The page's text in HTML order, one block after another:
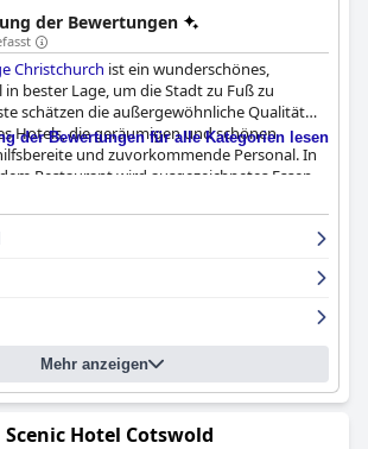
Suite mit einem, zwei oder drei
der Bewertungen
Christchurch ist ein wunderschönes,
bester Lage, um die Stadt zu Fuß zu
schätzen die außergewöhnliche Qualität
Hotels, die geräumigen und schönen
und zuvorkommende Personal. In
Restaurant wird ausgezeichnetes Essen
und der Pool sind gut
Das Hotel ist familienfreundlich und
für eine erholsame Nachtruhe. Die
Nachteile sind die Notwendigkeit, einige
und der Aufpreis für den Parkservice.
außergewöhnliche Wahl für diejenigen, die
und charaktervollen Aufenthalt in
der Bewertungen für alle Kategorien lesen
Mehr anzeigen
Scenic Hotel Cotswold